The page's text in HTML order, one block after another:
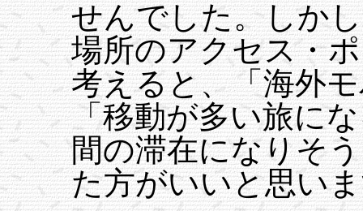
せんでした。しか
場所のアクセス・
考えると、「海外
「移動が多い旅に
間の滞在になりそ
た方がいいと思い